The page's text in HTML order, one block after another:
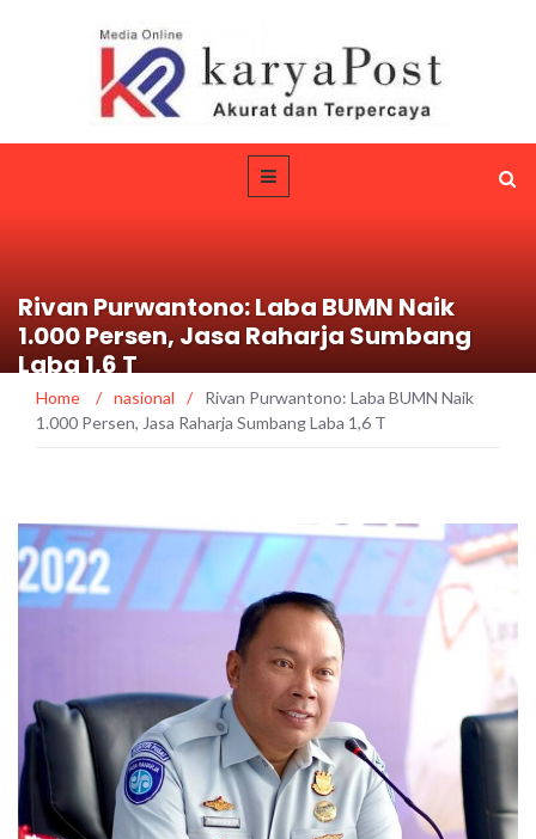
Rivan Purwantono: Laba BUMN Naik
1.000 Persen, Jasa Raharja Sumbang
Laba 1,6 T
Home / nasional /
Rivan Purwantono: Laba BUMN Naik
1.000 Persen, Jasa Raharja Sumbang Laba 1,6 T